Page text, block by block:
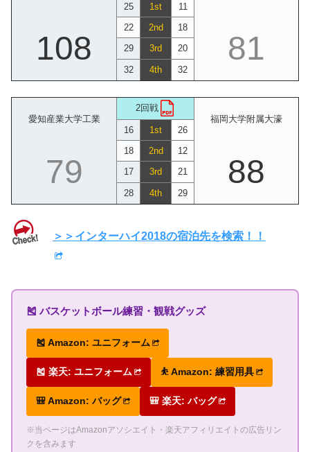
25
1st 11
108
22 2nd 18
81
29 3rd 20
32 4th 32
愛知産業大学工業
2回戦
福岡大学附属大濠
16
1st 26
79
18 2nd 12
88
17 3rd 21
28 4th 29
＞＞インターハイ2018の宿泊先を検索！！
🎽 バスケットボール練習・観戦グッズ
🎽 Amazon: ユニフォーム
🎽 楽天: ユニフォーム ⛹ Amazon: 練習用具
🎒 Amazon: バッグ 🎒 楽天: バッグ
※当ページはAmazonアソシエイト・楽天アフィリエイトの広告リン
クを含みます